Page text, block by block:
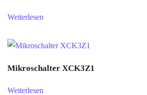
Weiterlesen
Mikroschalter XCK3Z1
Weiterlesen